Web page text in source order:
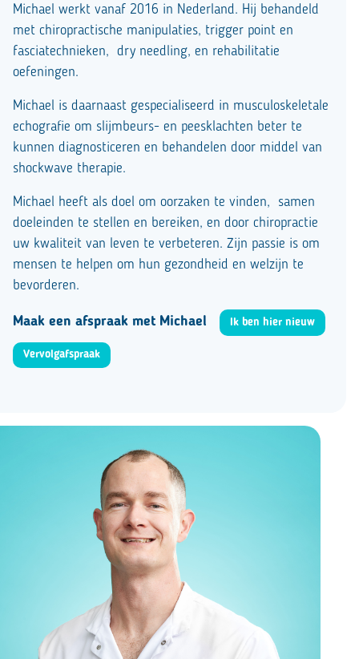
Michael werkt vanaf 2016 in Nederland. Hij behandeld
met chiropractische manipulaties, trigger point en
fasciatechnieken, dry needling, en rehabilitatie
oefeningen.
Michael is daarnaast gespecialiseerd in musculoskeletale
echografie om slijmbeurs- en peesklachten beter te
kunnen diagnosticeren en behandelen door middel van
shockwave therapie.
Michael heeft als doel om oorzaken te vinden, samen
doeleinden te stellen en bereiken, en door chiropractie
uw kwaliteit van leven te verbeteren. Zijn passie is om
mensen te helpen om hun gezondheid en welzijn te
bevorderen.
Maak een afspraak met Michael Ik ben hier nieuw
Vervolgafspraak